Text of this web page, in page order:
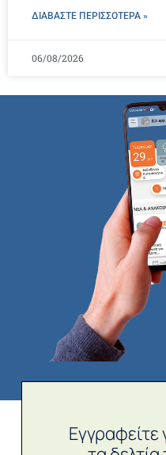
ΔΙΑΒΑΣΤΕ ΠΕΡΙΣΣΌΤΕΡΑ »
06/08/2026
Εγγραφείτε